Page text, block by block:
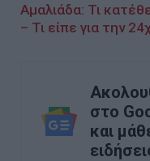
Αμαλιάδα: Τι
– Τι είπε για την
στο
και